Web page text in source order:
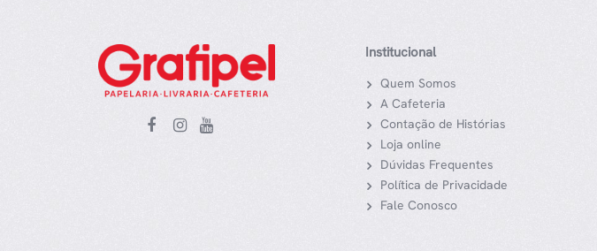
Institucional
Quem Somos
A Cafeteria
Contação de Histórias
Loja online
Dúvidas Frequentes
Política de Privacidade
Fale Conosco